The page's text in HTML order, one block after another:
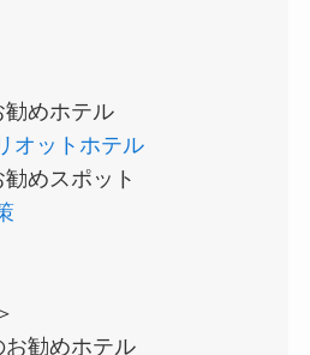
めホテル
オットホテル
めスポット
勧めホテル